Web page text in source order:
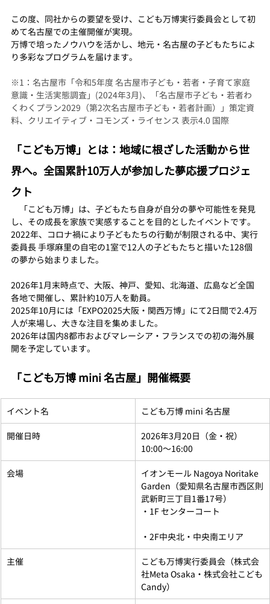
この度、同社からの要望を受け、こども万博実行委員会として初
めて名古屋での主催開催が実現。
万博で培ったノウハウを活かし、地元・名古屋の子どもたちによ
り多彩なプログラムを届けます。
※1：名古屋市「令和5年度 名古屋市子ども・若者・子育て家庭
意識・生活実態調査」(2024年3月)、「名古屋市子ども・若者わ
くわくプラン2029（第2次名古屋市子ども・若者計画）」策定資
料、クリエイティブ・コモンズ・ライセンス 表示4.0 国際
「こども万博」とは：地域に根ざした活動から世
界へ。全国累計10万人が参加した夢応援プロジェ
クト
「こども万博」は、子どもたち自身が自分の夢や可能性を発見
し、その成長を家族で実感することを目的としたイベントです。
2022年、コロナ禍により子どもたちの行動が制限される中、実行
委員長 手塚麻里の自宅の1室で12人の子どもたちと描いた128個
の夢から始まりました。
2026年1月末時点で、大阪、神戸、愛知、北海道、広島など全国
各地で開催し、累計約10万人を動員。
2025年10月には「EXPO2025大阪・関西万博」にて2日間で2.4万
人が来場し、大きな注目を集めました。
2026年は国内8都市およびマレーシア・フランスでの初の海外展
開を予定しています。
「こども万博 mini 名古屋」開催概要
イベント名 こども万博 mini 名古屋
開催日時
2026年3月20日（金・祝）
10:00〜16:00
会場
イオンモール Nagoya Noritake
Garden（愛知県名古屋市西区則
武新町三丁目1番17号）
・1F センターコート
・2F中央北・中央南エリア
主催
こども万博実行委員会（株式会
社Meta Osaka・株式会社こども
Candy）